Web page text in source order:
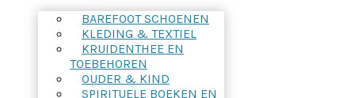
BAREFOOT SCHOENEN
KLEDING & TEXTIEL
KRUIDENTHEE EN
TOEBEHOREN
OUDER & KIND
SPIRITUELE BOEKEN EN